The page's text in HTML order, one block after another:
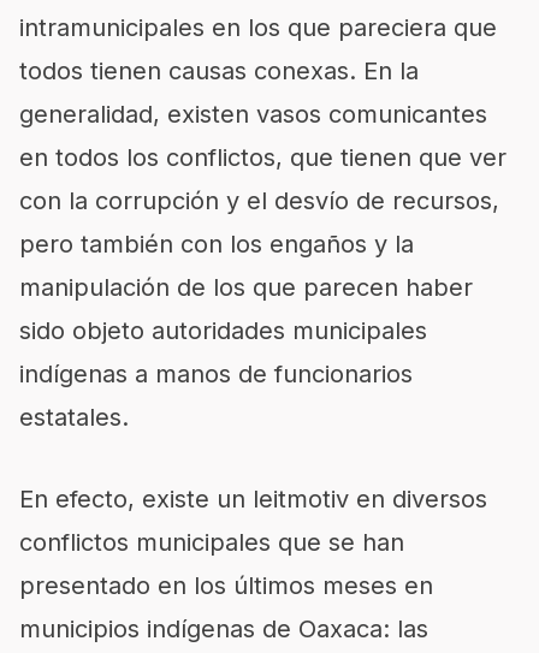
intramunicipales en los que pareciera que
todos tienen causas conexas. En la
generalidad, existen vasos comunicantes
en todos los conflictos, que tienen que ver
con la corrupción y el desvío de recursos,
pero también con los engaños y la
manipulación de los que parecen haber
sido objeto autoridades municipales
indígenas a manos de funcionarios
estatales.
En efecto, existe un leitmotiv en diversos
conflictos municipales que se han
presentado en los últimos meses en
municipios indígenas de Oaxaca: las